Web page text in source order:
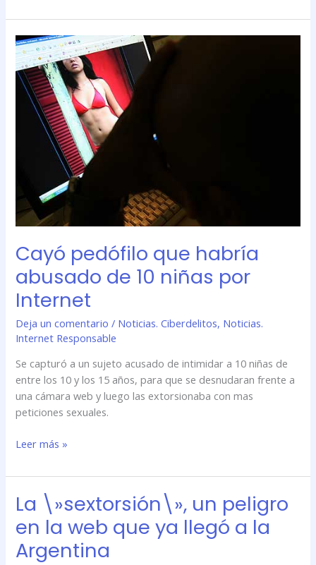
Cayó pedófilo que habría
abusado de 10 niñas por
Internet
Deja un comentario / Noticias. Ciberdelitos, Noticias.
Internet Responsable
Se capturó a un sujeto acusado de intimidar a 10 niñas de
entre los 10 y los 15 años, para que se desnudaran frente a
una cámara web y luego las extorsionaba con mas
peticiones sexuales.
Cayó
pedófilo
que
habría
abusado
Internet
Leer más »
La \»sextorsión\», un peligro
en la web que ya llegó a la
Argentina
La
\»sextorsión\»,
un
peligro